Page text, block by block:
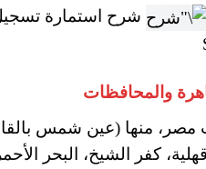
شرح استمارة
كفر الشيخ، البحر